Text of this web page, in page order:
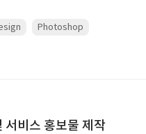
Photoshop
비스 홍보물 제작